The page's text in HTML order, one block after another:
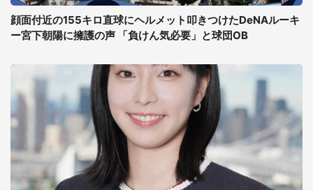
顔面付近の155キロ直球にヘルメット叩きつけたDeNAルーキ
ー宮下朝陽に擁護の声 「負けん気必要」と球団OB